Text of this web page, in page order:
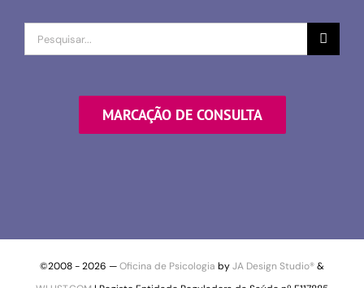
Procurar
por
MARCAÇÃO DE CONSULTA
©2008 -2026 —Oficina de Psicologia byJA Design Studio®&